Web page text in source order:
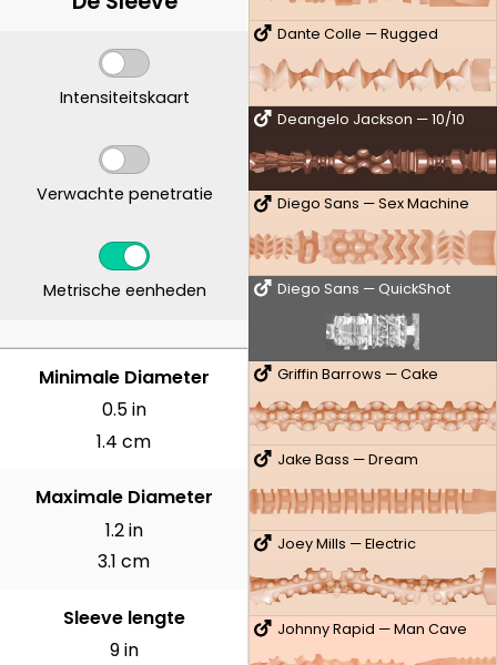
Dante Colle — Rugged
Deangelo Jackson — 10/10
Diego Sans — Sex Machine
Diego Sans — QuickShot
Griffin Barrows — Cake
Jake Bass — Dream
Joey Mills — Electric
Johnny Rapid — Man Cave
Intensiteitskaart
Verwachte penetratie
Metrische eenheden
CENTIMETER
Minimale Diameter
0.5 in
1.4 cm
Maximale Diameter
1.2 in
3.1 cm
Sleeve lengte
9 in